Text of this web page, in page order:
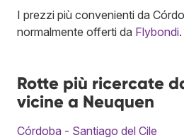
I prezzi più convenienti da
normalmente offerti da Flybondi.
Rotte più ricercate
vicine a Neuquen
Córdoba - Santiago del Cile